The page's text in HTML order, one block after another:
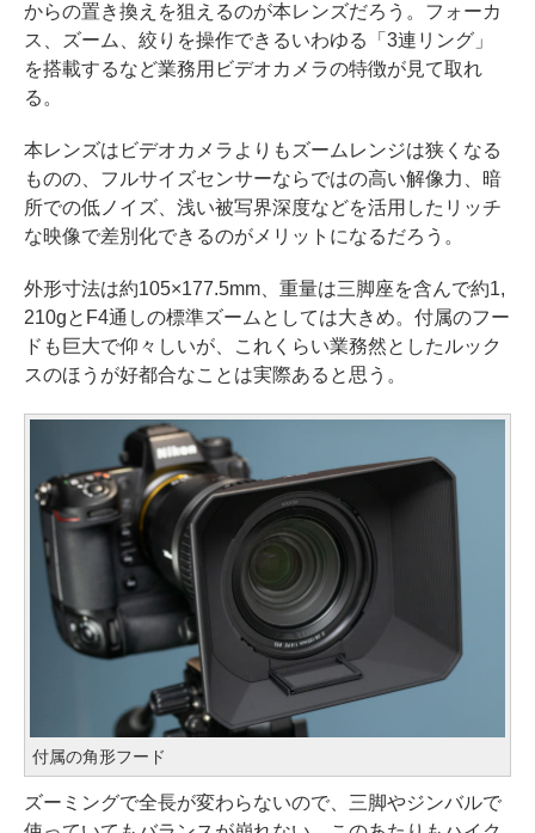
からの置き換えを狙えるのが本レンズだろう。フォーカ
ス、ズーム、絞りを操作できるいわゆる「3連リング」
を搭載するなど業務用ビデオカメラの特徴が見て取れ
る。
本レンズはビデオカメラよりもズームレンジは狭くなる
ものの、フルサイズセンサーならではの高い解像力、暗
所での低ノイズ、浅い被写界深度などを活用したリッチ
な映像で差別化できるのがメリットになるだろう。
外形寸法は約105×177.5mm、重量は三脚座を含んで約1,
210gとF4通しの標準ズームとしては大きめ。付属のフー
ドも巨大で仰々しいが、これくらい業務然としたルック
スのほうが好都合なことは実際あると思う。
付属の角形フード
ズーミングで全長が変わらないので、三脚やジンバルで